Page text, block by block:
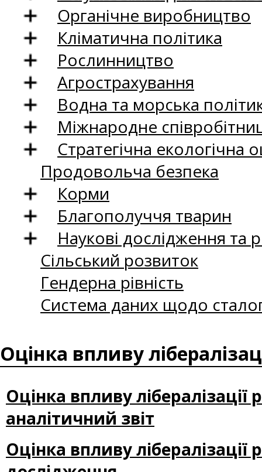
Органічне виробництво
Кліматична політика
Рослинництво
Агрострахування
Водна та морська
Міжнародне
Стратегічна екологічна
Продовольча безпека
Корми
Благополуччя тварин
Наукові дослідження та
Сільський розвиток
Гендерна рівність
Система даних щодо
Оцінка впливу
Оцінка впливу
аналітичний звіт
Оцінка впливу